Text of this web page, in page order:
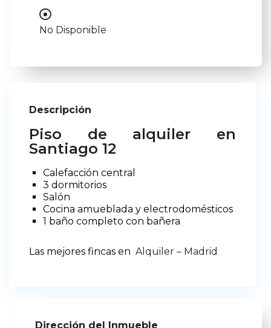
No Disponible
Descripción
Piso de alquiler en
Santiago 12
Calefacción central
3 dormitorios
Salón
Cocina amueblada y electrodomésticos
1 baño completo con bañera
Las mejores fincas enAlquiler – Madrid
Dirección del Inmueble